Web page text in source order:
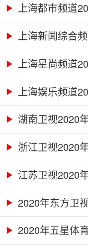
上海都市频道
上海新闻综合
上海星尚频道
上海娱乐频道
湖南卫视2020
浙江卫视2020
江苏卫视2020
2020年东方卫
2020年五星体